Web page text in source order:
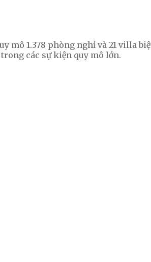
mô 1.378 phòng nghỉ và 21 villa
các sự kiện quy mô lớn.